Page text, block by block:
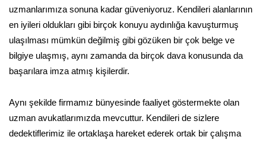
uzmanlarımıza sonuna kadar güveniyoruz. Kendileri alanlarının
en iyileri oldukları gibi birçok konuyu aydınlığa kavuşturmuş
ulaşılması mümkün değilmiş gibi gözüken bir çok belge ve
bilgiye ulaşmış, aynı zamanda da birçok dava konusunda da
başarılara imza atmış kişilerdir.
Aynı şekilde firmamız bünyesinde faaliyet göstermekte olan
uzman avukatlarımızda mevcuttur. Kendileri de sizlere
dedektiflerimiz ile ortaklaşa hareket ederek ortak bir çalışma